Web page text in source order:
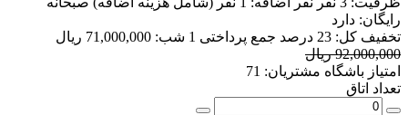
رایگان: دارد
تخفیف کل: 23 درصد جمع پرداختی 1 شب:
71,000,000 ریال
92,000,000 ریال
امتیاز باشگاه مشتریان: 71
تعداد اتاق